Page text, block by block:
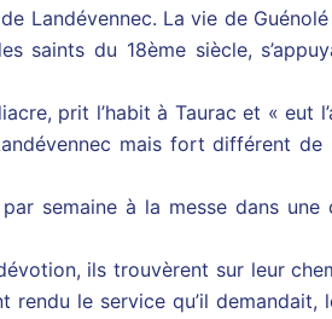
Landévennec. La vie de
saints du 18ème siècle,
prit l’habit à Taurac et « eut
mais fort différent de
semaine à la messe dans une
ils trouvèrent sur leur
rendu le service qu’il